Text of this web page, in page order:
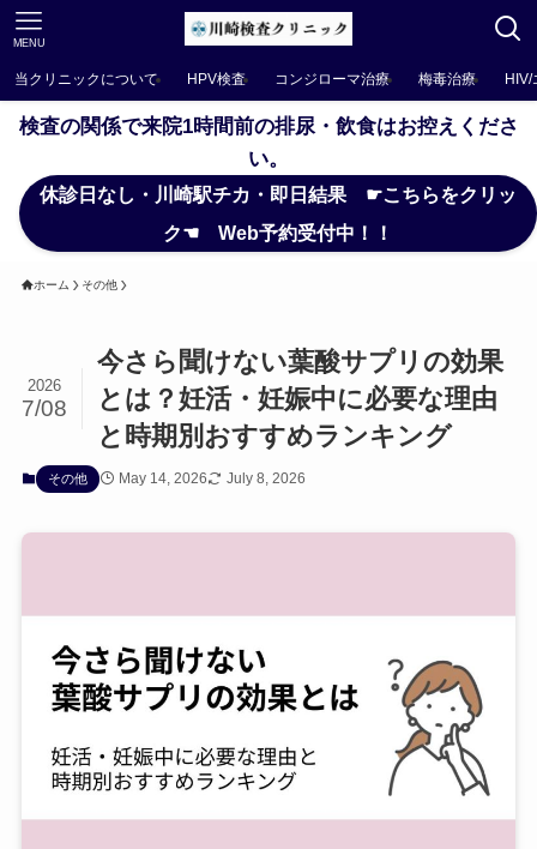
MENU
当クリニックについて HPV検査 コンジローマ治療 梅毒治療
検査の関係で来院1時間前の排尿・飲食はお控えくださ
い。
休診日なし・川崎駅チカ・即日結果 ☛こちらをクリッ
ク☚ Web予約受付中！！
ホーム その他
今さら聞けない葉酸サプリの効果
とは？妊活・妊娠中に必要な理由
と時期別おすすめランキング
2026
7/08
その他 May 14, 2026 July 8, 2026